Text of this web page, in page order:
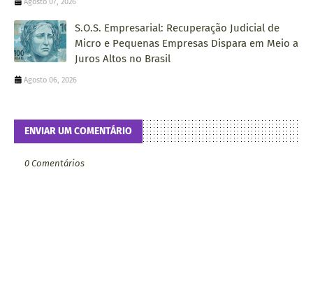
Agosto 07, 2026
S.O.S. Empresarial: Recuperação Judicial de
Micro e Pequenas Empresas Dispara em Meio a
Juros Altos no Brasil
Agosto 06, 2026
ENVIAR UM COMENTÁRIO
0 Comentários